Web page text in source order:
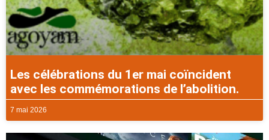
Les célébrations du 1er mai coïncident
avec les commémorations de l’abolition.
7 mai 2026